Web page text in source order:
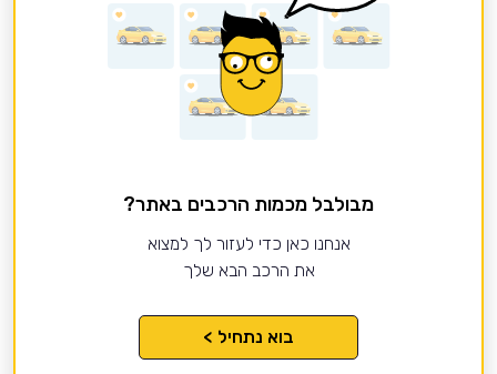
מבולבל מכמות הרכבים באתר?
אנחנו כאן כדי לעזור לך למצוא
את הרכב הבא שלך
בוא נתחיל >